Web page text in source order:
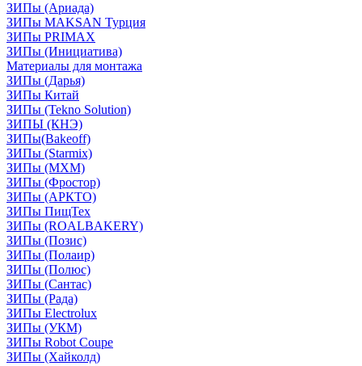
ЗИПы (Ариада)
ЗИПы MAKSAN Турция
ЗИПы PRIMAX
ЗИПы (Инициатива)
Материалы для монтажа
ЗИПы (Дарья)
ЗИПы Китай
ЗИПы (Tekno Solution)
ЗИПЫ (КНЭ)
ЗИПы(Bakeoff)
ЗИПы (Starmix)
ЗИПы (МХМ)
ЗИПы (Фростор)
ЗИПы (АРКТО)
ЗИПы ПищТех
ЗИПы (ROALBAKERY)
ЗИПы (Позис)
ЗИПы (Полаир)
ЗИПы (Полюс)
ЗИПы (Сантас)
ЗИПы (Рада)
ЗИПы Electrolux
ЗИПы (УКМ)
ЗИПы Robot Coupe
ЗИПы (Хайколд)